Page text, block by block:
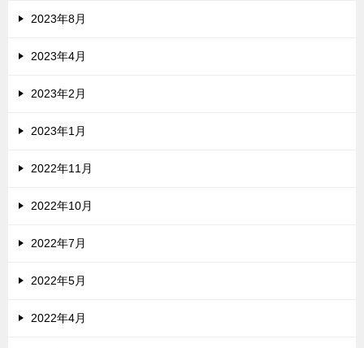
2023年8月
2023年4月
2023年2月
2023年1月
2022年11月
2022年10月
2022年7月
2022年5月
2022年4月